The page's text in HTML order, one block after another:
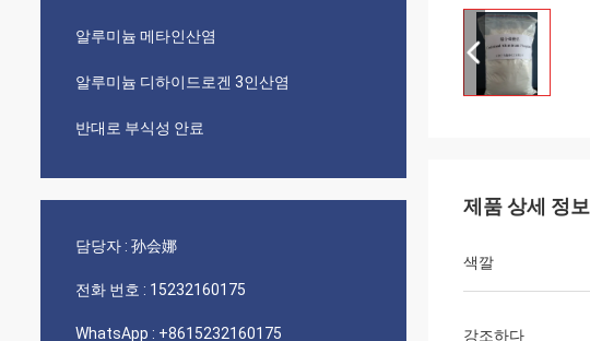
알루미늄 메타인산염
알루미늄 디하이드로겐 3인산염
반대로 부식성 안료
담당자 : 孙会娜
전화 번호 : 15232160175
WhatsApp : +8615232160175
제품 상세 정보
색깔
강조하다